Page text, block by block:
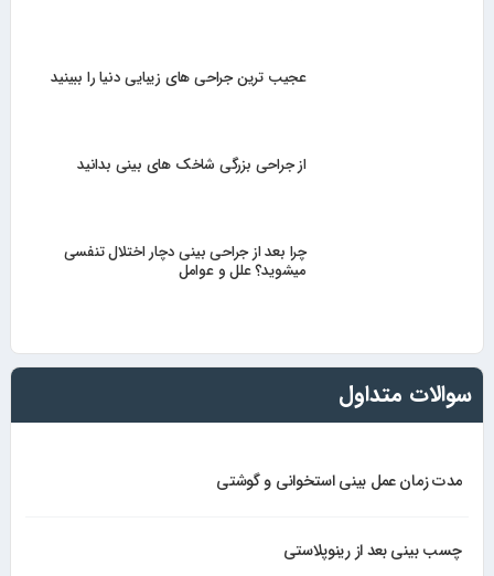
عجیب ترین جراحی های زیبایی دنیا را ببینید
از جراحی بزرگی شاخک های بینی بدانید
چرا بعد از جراحی بینی دچار اختلال تنفسی
میشوید؟ علل و عوامل
سوالات متداول
مدت زمان عمل بینی استخوانی و گوشتی
چسب بینی بعد از رینوپلاستی